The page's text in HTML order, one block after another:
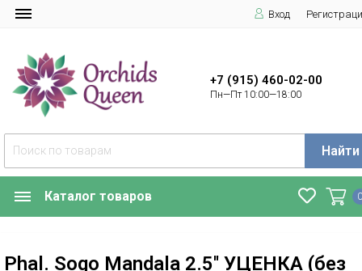
Вход
+7 (915) 460-02-00
Пн—Пт 10:00—18:00
Найти
Каталог товаров
Phal. Sogo Mandala 2.5'' УЦЕНКА (без